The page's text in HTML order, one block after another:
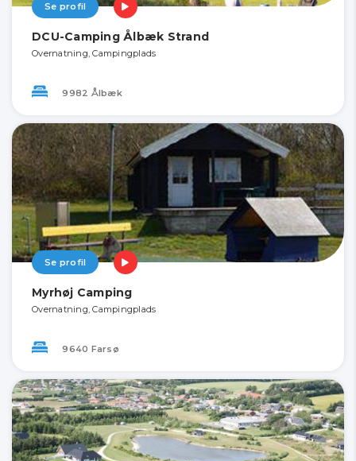
Se profil
DCU-Camping Ålbæk Strand
Overnatning, Campingplads
9982 Ålbæk
Se profil
Myrhøj Camping
Overnatning, Campingplads
9640 Farsø